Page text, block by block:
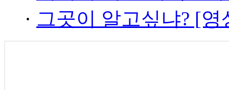
· 그곳이 알고싶냐? [